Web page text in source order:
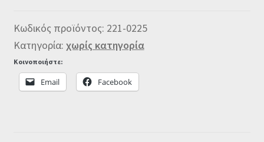
Κωδικός προϊόντος: 221-0225
Κατηγορία: χωρίς κατηγορία
Κοινοποιήστε:
Email Facebook